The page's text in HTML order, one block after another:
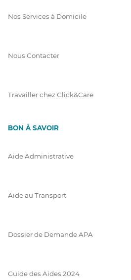
Nos Services à Domicile
Nous Contacter
Travailler chez Click&Care
BON À SAVOIR
Aide Administrative
Aide au Transport
Dossier de Demande APA
Guide des Aides 2024